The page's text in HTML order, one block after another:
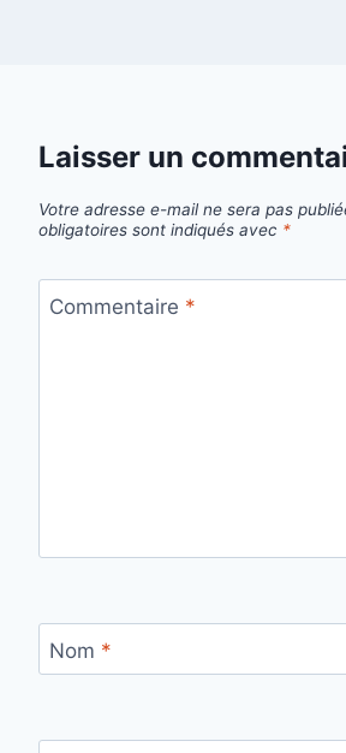
Laisser un
Votre adresse e-mail ne sera pas
obligatoires sont indiqués avec *
Commentaire *
Nom *